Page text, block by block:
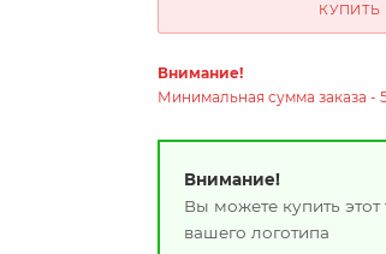
КУПИТЬ
Внимание!
Минимальная сумма заказа -
Внимание!
Вы можете купить
вашего логотипа